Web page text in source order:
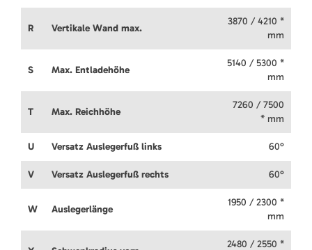
R Vertikale Wand max.
3870 / 4210 *
mm
S Max. Entladehöhe
5140 / 5300 *
mm
T Max. Reichhöhe
7260 / 7500
* mm
U Versatz Auslegerfuß links 60°
V Versatz Auslegerfuß rechts 60°
W Auslegerlänge
1950 / 2300 *
mm
2480 / 2550 *